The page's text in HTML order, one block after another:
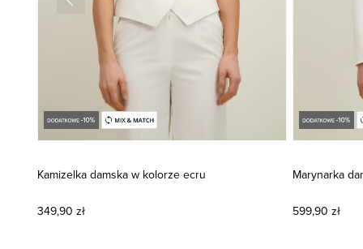
Kamizelka damska w kolorze ecru
349,90 zł
Marynarka
599,90 zł